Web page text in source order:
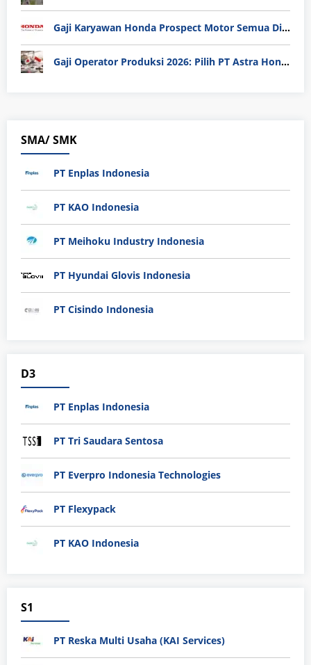
Gaji Karyawan Honda Prospect Motor Semua Divisi
Gaji Operator Produksi 2026: Pilih PT Astra Honda Motor (AHM) atau Manufaktur di Jepang?
SMA/ SMK
PT Enplas Indonesia
PT KAO Indonesia
PT Meihoku Industry Indonesia
PT Hyundai Glovis Indonesia
PT Cisindo Indonesia
D3
PT Enplas Indonesia
PT Tri Saudara Sentosa
PT Everpro Indonesia Technologies
PT Flexypack
PT KAO Indonesia
S1
PT Reska Multi Usaha (KAI Services)